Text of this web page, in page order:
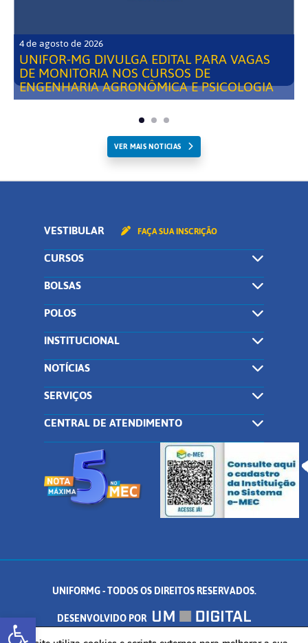
Abrir a barra de ferramentas
4 de agosto de 2026
UNIFOR-MG DIVULGA EDITAL PARA VAGAS
DE MONITORIA NOS CURSOS DE
ENGENHARIA AGRONÔMICA E PSICOLOGIA
VER MAIS NOTICIAS
VESTIBULAR FAÇA SUA INSCRIÇÃO
CURSOS
BOLSAS
POLOS
INSTITUCIONAL
NOTÍCIAS
SERVIÇOS
CENTRAL DE ATENDIMENTO
UNIFORMG - TODOS OS DIREITOS RESERVADOS.
DESENVOLVIDO POR